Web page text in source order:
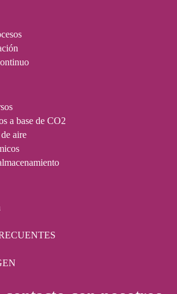
a base de CO2
aire